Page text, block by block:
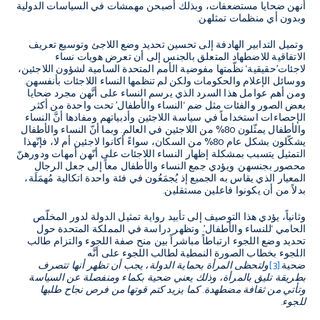
أنهن ضحايا مستضعفات، وبذلك أصبحن مهمشات في السياسات الدولية
وبدون أي منظمات تمثلهن.
وتميل التدابير الهادفة إلى تحسين تحديد وضع اللاجئ وتوسيع تعريف
الاتفاقية للاضطهاد المتعلق بالجنس إلى أن تعرض هويات نساء
لاجئات’حقيقية‘ نظّمتها مفوضية الأمم المتحدة السامية لشؤون اللاجئين،
ووسائل الإعلام والحكومات ولكن لم تنظمها النساء اللاجئات بأنفسهن.
ومن أهم عوامل هذا السرد الذي يرسم النساء على أنَّهن مجرد ضحايا
بعض الصور والفئات مثل ضم ‘النساء والأطفال’ تحت واحدة من أكثر
الإحصاءات استخداماً في سياسة اللاجئين وأدبياتهم ومفادها أنَّ النساء
والأطفال يمثّلون 80% من اللاجئين في العالم. وبما أنّ النساء والأطفال
يشكّلون بشكل عام 80% من السكان، سواءً أكانوا لاجئين أم لا، فإنّهذا
التمثيل يتسبب بمشكلة إظهار النساء اللاجئات على أنّهن أمهات ودورهنّ
محصور بجنسهن. ويؤدي جمع النساء والأطفال معاً إلى جعل الرجال
المعيار الذي يقاس به الجميع إذ يُجمَعُون في فئة واحدة اتكالية مُهمَلَة،
بدلاً من أن يكونوا فاعلين مستقلين.
وثانياً، يؤدي هذا التوصيف إلى تأبيد رواية تمثيل الدولة لدور المخلّص
الحامي ‘للنساء والأطفال’. وتظهر دراسة في المملكة المتحدة حول
تحديد وضع اللجوء ارتباطاً مباشراً بين منح صفة اللجوء والتزام طالب
اللجوء بخطاب الصورة النمطية لطالب اللجوء على أنَّه
ضحية.[3]ولتحظى المرأة بحماية الدولة، يجب أن تظهر أنها تتصرف
بطريقة تليق بالمرأة، وذلك يعني ضحية بكماء ومنفصلة عن السياسة
وتأتي من ثقافة مضطهدة. كما يزيد كتم قوتها من فرص نجاح طلبها
للجوء.